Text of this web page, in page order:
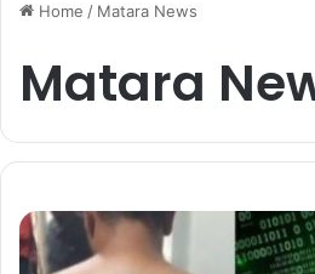
Home / Matara News
Matara